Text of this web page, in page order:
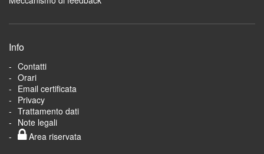
Info
Contatti
Orari
Email certificata
Privacy
Trattamento dati
Note legali
Area riservata